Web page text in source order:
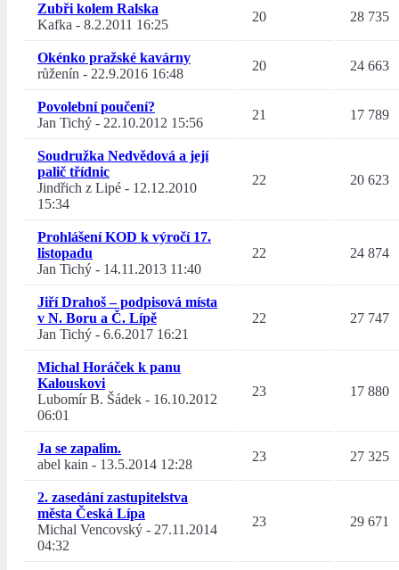
Zubři kolem Ralska
Kafka - 8.2.2011 16:25
20 28 735
Okénko pražské kavárny
růženín - 22.9.2016 16:48
20 24 663
Povolební poučení?
Jan Tichý - 22.10.2012 15:56
21 17 789
Soudružka Nedvědová a její
palič třídnic
Jindřich z Lipé - 12.12.2010
15:34
22 20 623
Prohlášení KOD k výročí 17.
listopadu
Jan Tichý - 14.11.2013 11:40
22 24 874
Jiří Drahoš – podpisová místa
v N. Boru a Č. Lípě
Jan Tichý - 6.6.2017 16:21
22 27 747
Michal Horáček k panu
Kalouskovi
Lubomír B. Šádek - 16.10.2012
06:01
23 17 880
Ja se zapalim.
abel kain - 13.5.2014 12:28
23 27 325
2. zasedání zastupitelstva
města Česká Lípa
Michal Vencovský - 27.11.2014
04:32
23 29 671